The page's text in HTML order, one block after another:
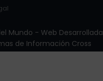
Mundo - Web Desarrollada
de Información Cross